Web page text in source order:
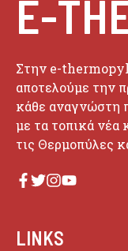
E-
Στην e-
αποτελούμε την
κάθε αναγνώστη
με τα τοπικά νέα
τις Θερμοπύλες
LINKS